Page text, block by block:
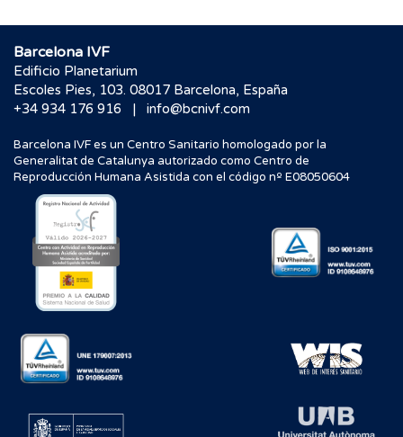
Barcelona IVF
Edificio Planetarium
Escoles Pies, 103. 08017 Barcelona, España
+34 934 176 916
| info@bcnivf.com
Barcelona IVF es un Centro Sanitario homologado por la
Generalitat de Catalunya autorizado como Centro de
Reproducción Humana Asistida con el código nº E08050604